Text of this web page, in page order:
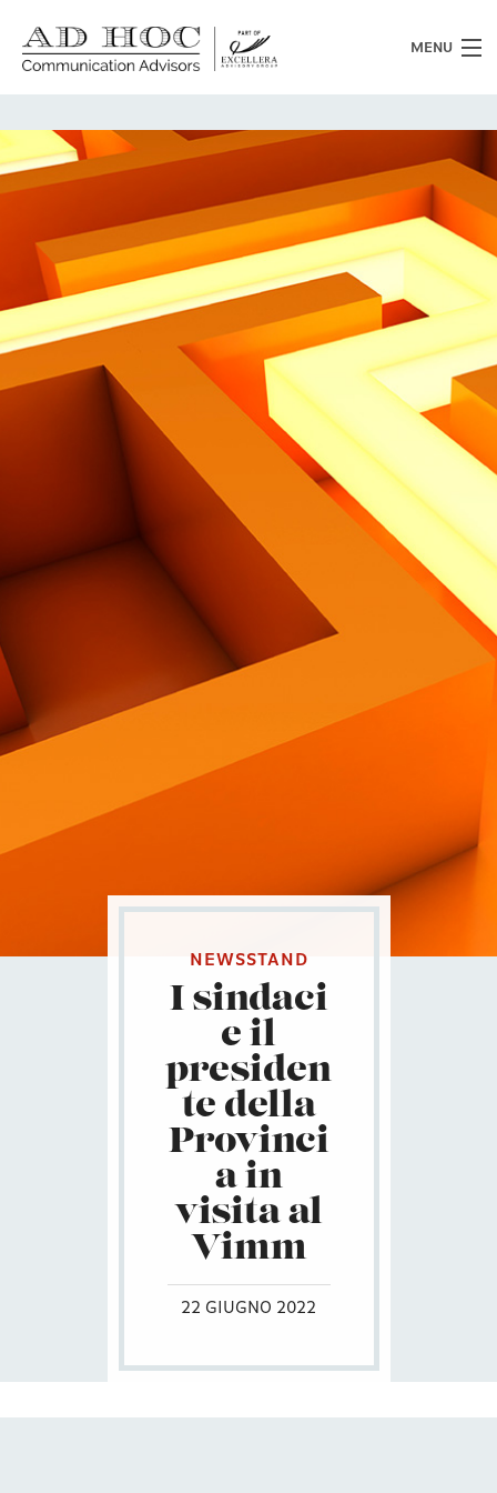
MENU
Chi siamo
Cosa facciamo
News
Clienti
Heritage
Lavora con noi
Contatti
Eng
NEWSSTAND
I sindaci
e il
presiden
te della
Provinci
a in
visita al
Vimm
22 GIUGNO 2022